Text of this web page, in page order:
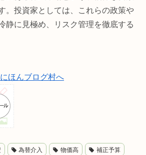
。投資家としては、これらの政策や
静に見極め、リスク管理を徹底する
為替介入 物価高 補正予算